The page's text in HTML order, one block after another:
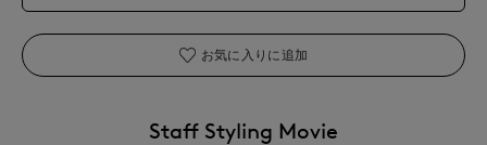
お気に入りに追加
Staff Styling Movie